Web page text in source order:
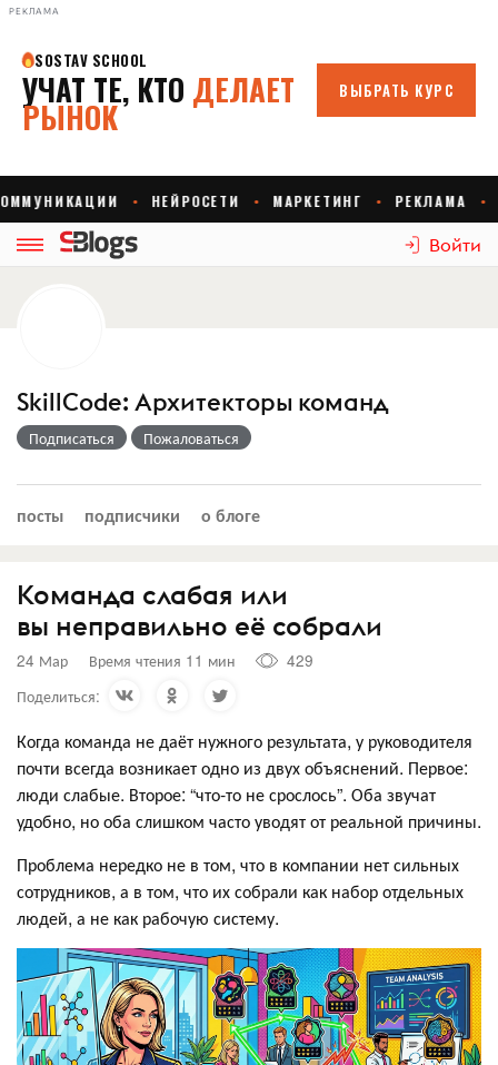
РЕКЛАМА
Войти
SkillCode: Архитекторы команд
Подписаться Пожаловаться
посты подписчики о блоге
Команда слабая или
вы неправильно её собрали
24 Мар Время чтения 11 мин
429
Поделиться:
Когда команда не даёт нужного результата, у руководителя
почти всегда возникает одно из двух объяснений. Первое:
люди слабые. Второе: “что-то не срослось”. Оба звучат
удобно, но оба слишком часто уводят от реальной причины.
Проблема нередко не в том, что в компании нет сильных
сотрудников, а в том, что их собрали как набор отдельных
людей, а не как рабочую систему.